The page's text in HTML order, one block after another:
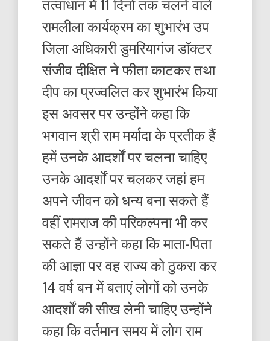
तत्वाधान में 11 दिनों तक चलने वाले
रामलीला कार्यक्रम का शुभारंभ उप
जिला अधिकारी डुमरियागंज डॉक्टर
संजीव दीक्षित ने फीता काटकर तथा
दीप का प्रज्वलित कर शुभारंभ किया
इस अवसर पर उन्होंने कहा कि
भगवान श्री राम मर्यादा के प्रतीक हैं
हमें उनके आदर्शों पर चलना चाहिए
उनके आदर्शों पर चलकर जहां हम
अपने जीवन को धन्य बना सकते हैं
वहीं रामराज की परिकल्पना भी कर
सकते हैं उन्होंने कहा कि माता-पिता
की आज्ञा पर वह राज्य को ठुकरा कर
14 वर्ष बन में बताएं लोगों को उनके
आदर्शों की सीख लेनी चाहिए उन्होंने
कहा कि वर्तमान समय में लोग राम